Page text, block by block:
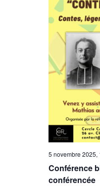
5 novembre 2025,
Conférence
conférencée